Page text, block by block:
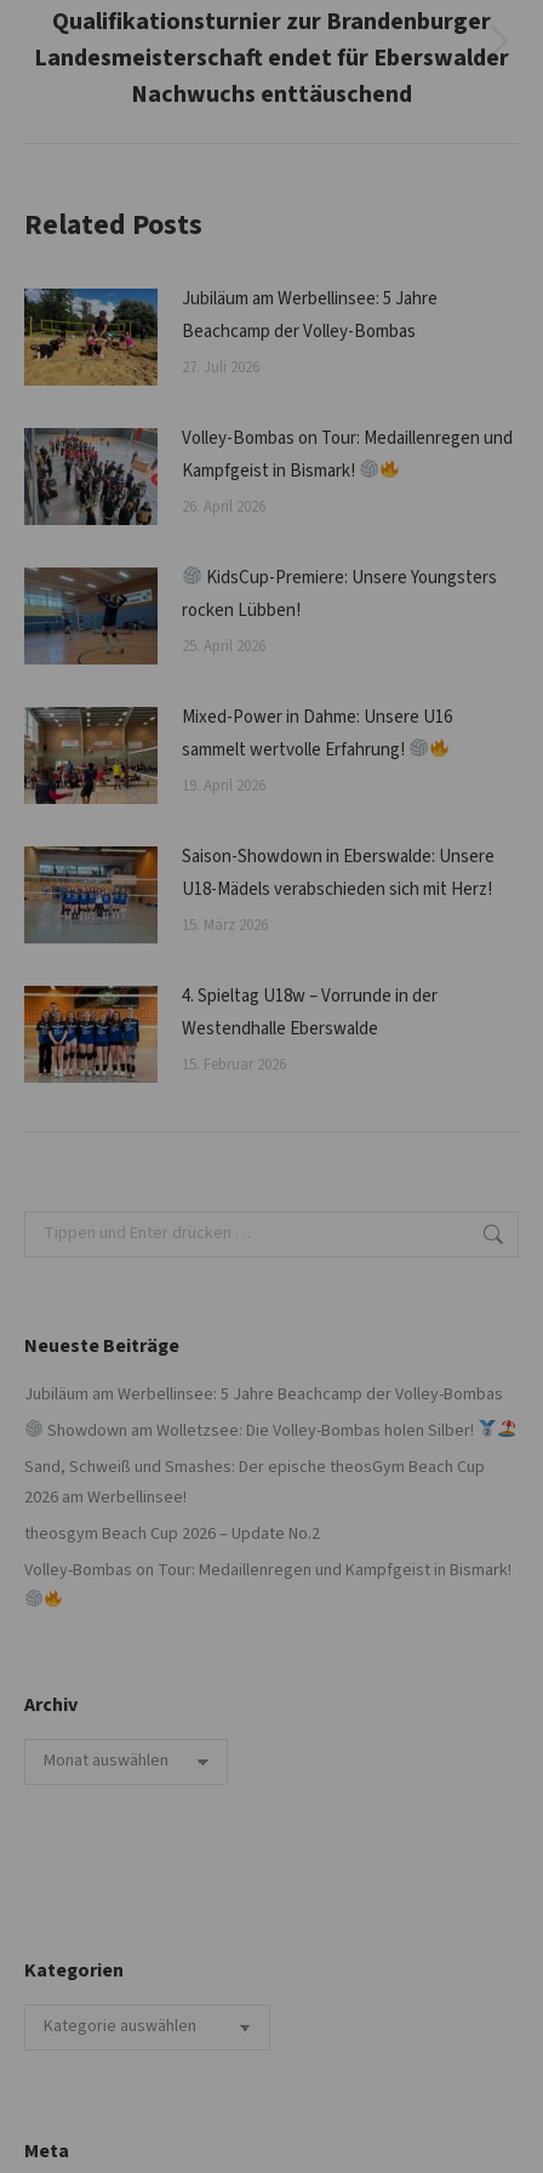
Nächster
Beitrag:
Qualifikationsturnier zur Brandenburger
Landesmeisterschaft endet für Eberswalder
Nachwuchs enttäuschend
Related Posts
Jubiläum am Werbellinsee: 5 Jahre
Beachcamp der Volley-Bombas
27. Juli 2026
Volley-Bombas on Tour: Medaillenregen und
Kampfgeist in Bismark!
26. April 2026
KidsCup-Premiere: Unsere Youngsters
rocken Lübben!
25. April 2026
Mixed-Power in Dahme: Unsere U16
sammelt wertvolle Erfahrung!
19. April 2026
Saison-Showdown in Eberswalde: Unsere
U18-Mädels verabschieden sich mit Herz!
15. März 2026
4. Spieltag U18w – Vorrunde in der
Westendhalle Eberswalde
15. Februar 2026
Search:
Neueste Beiträge
Jubiläum am Werbellinsee: 5 Jahre Beachcamp der Volley-Bombas
Showdown am Wolletzsee: Die Volley-Bombas holen Silber!
Sand, Schweiß und Smashes: Der epische theosGym Beach Cup
2026 am Werbellinsee!
theosgym Beach Cup 2026 – Update No.2
Volley-Bombas on Tour: Medaillenregen und Kampfgeist in Bismark!
Archiv
Archiv
Kategorien
Kategorien
Meta